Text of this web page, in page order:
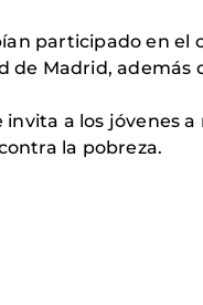
participado en el
Madrid, además
a los jóvenes
la pobreza.